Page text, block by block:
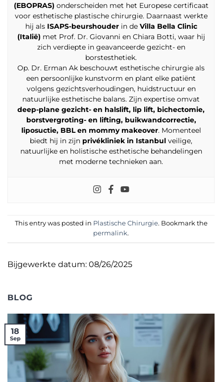
(EBOPRAS) onderscheiden met het Europese certificaat
voor esthetische plastische chirurgie. Daarnaast werkte
hij als ISAPS-beurshouderin de Villa Bella Clinic
(Italië) met Prof. Dr. Giovanni en Chiara Botti, waar hij
zich verdiepte in geavanceerde gezicht- en
borstesthetiek.
Op. Dr. Erman Ak beschouwt esthetische chirurgie als
een persoonlijke kunstvorm en plant elke patiënt
volgens gezichtsverhoudingen, huidstructuur en
natuurlijke esthetische balans. Zijn expertise omvat
deep-plane gezicht- en halslift, lip lift, bichectomie,
borstvergroting- en lifting, buikwandcorrectie,
liposuctie, BBL en mommy makeover. Momenteel
biedt hij in zijn privékliniek in Istanbul veilige,
natuurlijke en holistische esthetische behandelingen
met moderne technieken aan.
This entry was posted in Plastische Chirurgie. Bookmark the
permalink.
Bijgewerkte datum: 08/26/2025
BLOG
18
Sep